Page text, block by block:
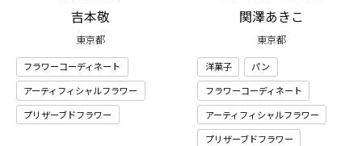
吉本敬
東京都
フラワーコーディネート
アーティフィシャルフラワー
プリザーブドフラワー
関澤あきこ
東京都
洋菓子
パン
フラワーコーディネート
アーティフィシャルフラワー
プリザーブドフラワー